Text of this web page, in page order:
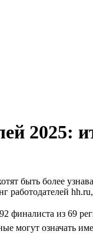
2025:
быть более
работодателей
финалиста из 69
могут означать